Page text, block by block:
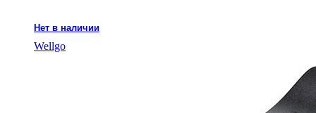
Нет в наличии
Wellgo